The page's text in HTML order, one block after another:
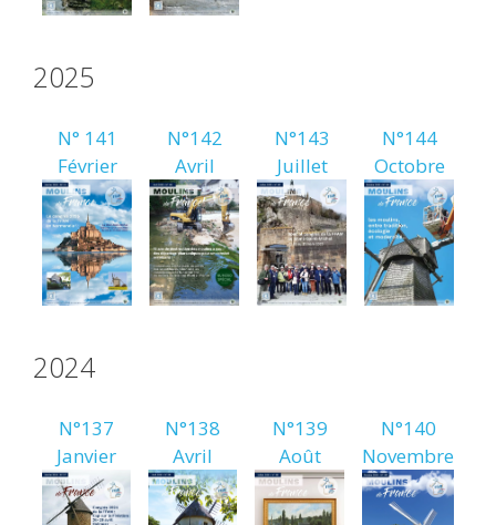
2025
N° 141
Février
N°142
Avril
N°143
Juillet
N°144
Octobre
2024
N°137
Janvier
N°138
Avril
N°139
Août
N°140
Novembre